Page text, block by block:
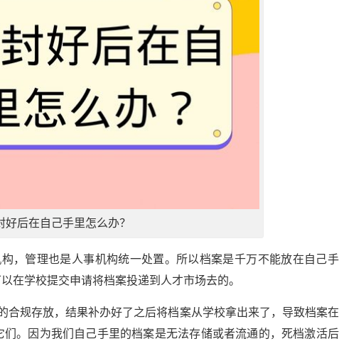
好后在自己手里怎么办？
，管理也是人事机构统一处置。所以档案是千万不能放在自己
在学校提交申请将档案投递到人才市场去的。
合规存放，结果补办好了之后将档案从学校拿出来了，导致档案
。因为我们自己手里的档案是无法存储或者流通的，死档激活